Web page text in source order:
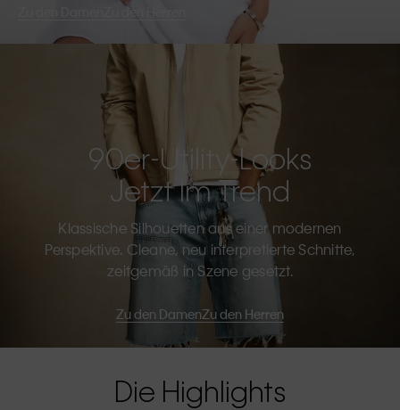
Zu den Herren
90er-Utility-Looks
Jetzt Im Trend
Klassische Silhouetten aus einer modernen
Perspektive. Cleane, neu interpretierte Schnitte,
zeitgemäß in Szene gesetzt.
Zu den DamenZu den Herren
Die Highlights